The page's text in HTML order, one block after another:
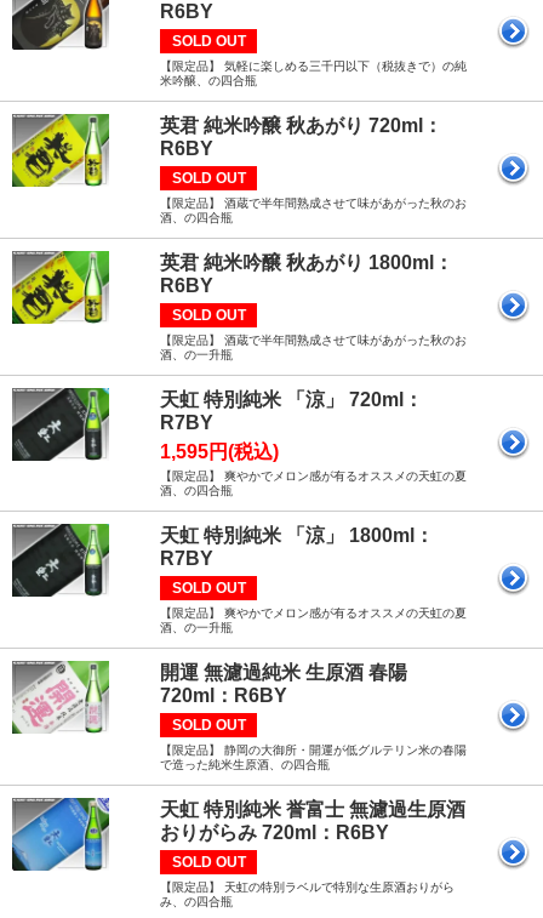
R6BY
SOLD OUT
【限定品】 気軽に楽しめる三千円以下（税抜きで）の純
米吟醸、の四合瓶
英君 純米吟醸 秋あがり 720ml：
R6BY
SOLD OUT
【限定品】 酒蔵で半年間熟成させて味があがった秋のお
酒、の四合瓶
英君 純米吟醸 秋あがり 1800ml：
R6BY
SOLD OUT
【限定品】 酒蔵で半年間熟成させて味があがった秋のお
酒、の一升瓶
天虹 特別純米 「涼」 720ml：
R7BY
1,595円(税込)
【限定品】 爽やかでメロン感が有るオススメの天虹の夏
酒、の四合瓶
天虹 特別純米 「涼」 1800ml：
R7BY
SOLD OUT
【限定品】 爽やかでメロン感が有るオススメの天虹の夏
酒、の一升瓶
開運 無濾過純米 生原酒 春陽
720ml：R6BY
SOLD OUT
【限定品】 静岡の大御所・開運が低グルテリン米の春陽
で造った純米生原酒、の四合瓶
天虹 特別純米 誉富士 無濾過生原酒
おりがらみ 720ml：R6BY
SOLD OUT
【限定品】 天虹の特別ラベルで特別な生原酒おりがら
み、の四合瓶